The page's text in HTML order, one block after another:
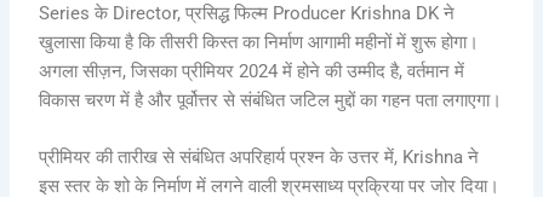
Series के Director, प्रसिद्ध फिल्म Producer Krishna DK ने
खुलासा किया है कि तीसरी किस्त का निर्माण आगामी महीनों में शुरू होगा।
अगला सीज़न, जिसका प्रीमियर 2024 में होने की उम्मीद है, वर्तमान में
विकास चरण में है और पूर्वोत्तर से संबंधित जटिल मुद्दों का गहन पता लगाएगा।
प्रीमियर की तारीख से संबंधित अपरिहार्य प्रश्न के उत्तर में, Krishna ने
इस स्तर के शो के निर्माण में लगने वाली श्रमसाध्य प्रक्रिया पर जोर दिया।